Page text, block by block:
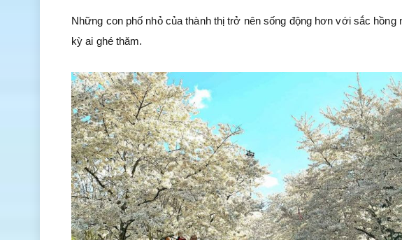
Những con phố nhỏ của thành thị trở nên sống động hơn với sắc
kỳ ai ghé thăm.